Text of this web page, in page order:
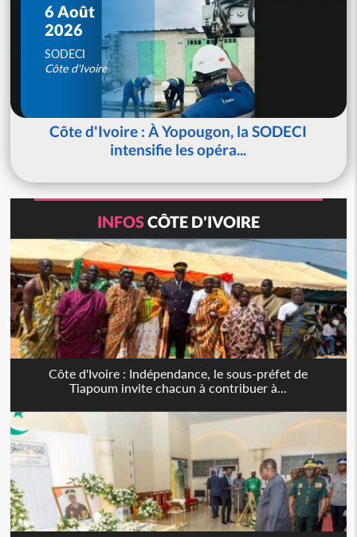
6 Août
2026
SODECI
Côte d'Ivoire
Côte d'Ivoire : À Yopougon, la SODECI
intensifie les opéra...
INFOSCÔTE D'IVOIRE
Côte d'Ivoire : Indépendance, le sous-préfet de
Tiapoum invite chacun à contribuer à...